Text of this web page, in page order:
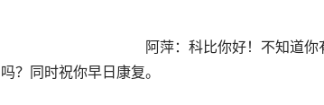
阿萍：科比你好！不知
吗？同时祝你早日康复。